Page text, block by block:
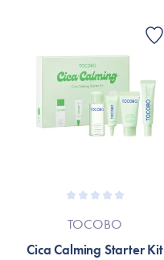
TOCOBO
Cica Calming Starter Kit